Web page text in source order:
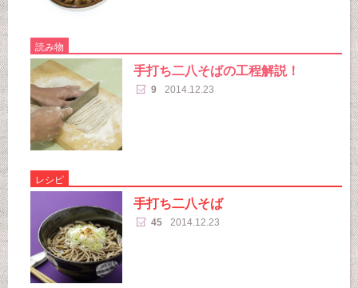
読み物
手打ち二八そばの工程解説！
9 2014.12.23
レシピ
手打ち二八そば
45 2014.12.23